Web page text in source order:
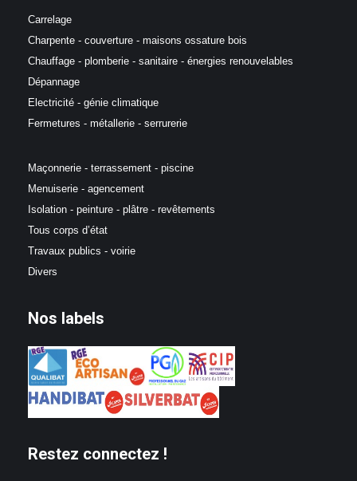
Carrelage
Charpente - couverture - maisons ossature bois
Chauffage - plomberie - sanitaire - énergies renouvelables
Dépannage
Electricité - génie climatique
Fermetures - métallerie - serrurerie
Maçonnerie - terrassement - piscine
Menuiserie - agencement
Isolation - peinture - plâtre - revêtements
Tous corps d’état
Travaux publics - voirie
Divers
Nos labels
Restez connectez !